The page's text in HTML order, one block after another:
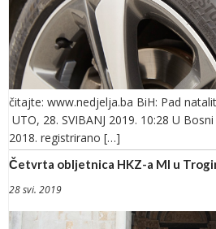
čitajte: www.nedjelja.ba BiH: Pad
UTO, 28. SVIBANJ 2019. 10:28 U
2018. registrirano […]
Četvrta obljetnica HKZ-a MI u
28 svi. 2019